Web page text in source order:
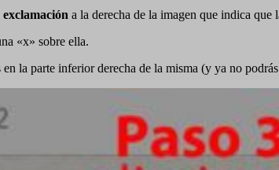
a la derecha de la imagen que indica
«x» sobre ella.
la parte inferior derecha de la misma (y ya no